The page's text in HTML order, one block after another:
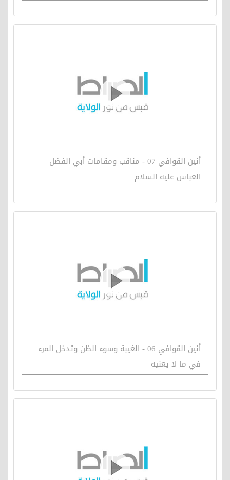
أنين القوافي 07 - مناقب ومقامات أبي الفضل
العباس عليه السلام
أنين القوافي 06 - الغيبة وسوء الظن وتدخل المرء
في ما لا يعنيه